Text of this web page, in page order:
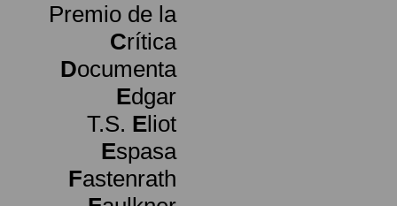
Premio de la
Crítica
Documenta
Edgar
T.S. Eliot
Espasa
Fastenrath